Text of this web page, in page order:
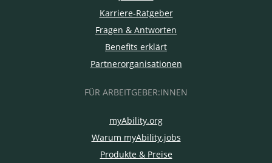
Karriere-Ratgeber
Fragen & Antworten
Benefits erklärt
Partnerorganisationen
FÜR ARBEITGEBER:INNEN
myAbility.org
Warum myAbility.jobs
Produkte & Preise